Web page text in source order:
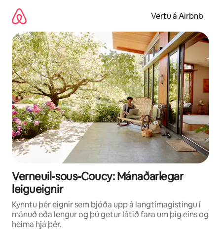
beint
Vertu á Airbnb
Verneuil-sous-Coucy: Mánaðarlegar
leigueignir
Kynntu þér eignir sem bjóða upp á langtímagistingu í
mánuð eða lengur og þú getur látið fara um þig eins og
heima hjá þér.